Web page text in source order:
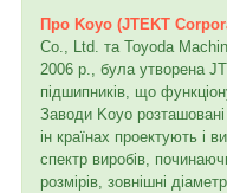
Про Koyo (JTEKT
Co., Ltd. та Toyoda
2006 р., була утворена
підшипників, що
Заводи Koyo
ін країнах проектують і
спектр виробів,
розмірів, зовнішні